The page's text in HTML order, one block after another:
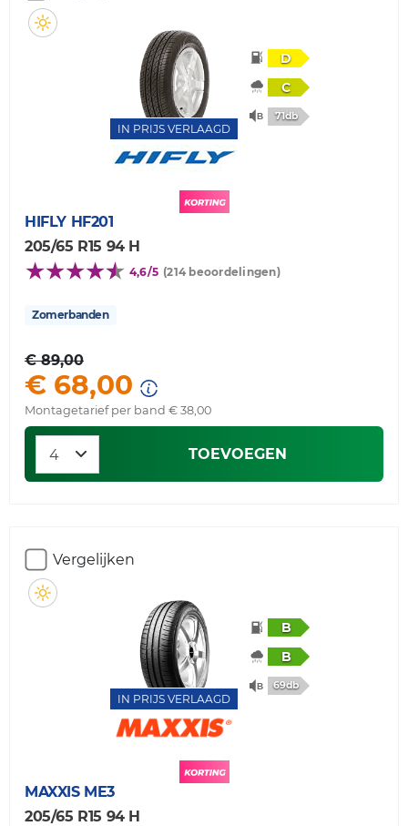
IN PRIJS VERLAAGD
D
C
71db
HIFLY HF201
205/65 R15 94 H
4,6/5 (214 beoordelingen)
Zomerbanden
€ 89,00
€ 68,00
Montagetarief per band € 38,00
TOEVOEGEN
Vergelijken
IN PRIJS VERLAAGD
B
B
69db
MAXXIS ME3
205/65 R15 94 H